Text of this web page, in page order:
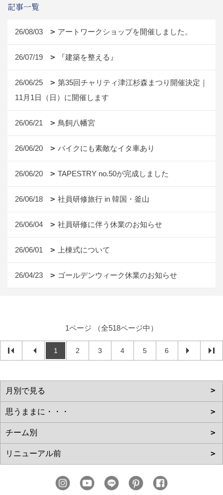
記事一覧
26/08/03 アートワークショップを開催しました。
26/07/19 『建築を整える』
26/06/25
第35回チャリティ津江杉森まつり開催決定｜
11月1日（日）に開催します
26/06/21 鳥飼八幡宮
26/06/20 バイクにも素敵なイタ車あり
26/06/20 TAPESTRY no.50が完成しました
26/06/18 社員研修旅行 in 韓国・釜山
26/06/04 社員研修に伴う休業のお知らせ
26/06/01 上棟式について
26/04/23 ゴールデンウィーク休業のお知らせ
1ページ （全518ページ中）
1 2 3 4 5 6